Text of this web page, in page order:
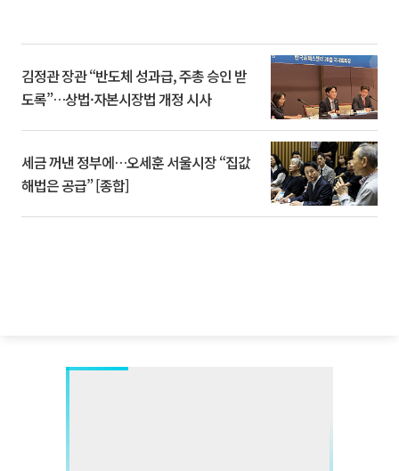
김정관 장관 “반도체 성과급, 주총 승인 받
도록”…상법·자본시장법 개정 시사
세금 꺼낸 정부에…오세훈 서울시장 “집값
해법은 공급” [종합]